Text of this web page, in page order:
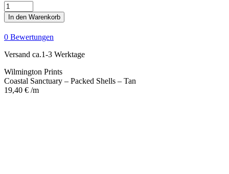
Coastal
Sanctuary
-
Packed
Shells
-
Tan
Menge
In den Warenkorb
0 Bewertungen
Versand ca.1-3 Werktage
Wilmington Prints
Coastal Sanctuary – Packed Shells – Tan
19,40 € /m